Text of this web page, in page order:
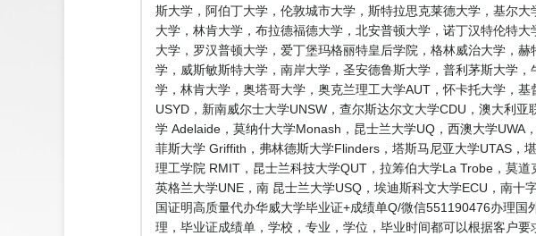
斯大学，阿伯丁大学，伦敦城市大学，斯特拉思克莱德大学，基尔
大学，林肯大学，布拉德福德大学，北安普顿大学，诺丁汉特伦特
大学，罗汉普顿大学，爱丁堡玛格丽特皇后学院，格林威治大学，
学，威斯敏斯特大学，南岸大学，圣安德鲁斯大学，普利茅斯大学
学，林肯大学，奥塔哥大学，奥克兰理工大学AUT，怀卡托大学，
USYD，新南威尔士大学UNSW，查尔斯达尔文大学CDU，澳大利
学 Adelaide，莫纳什大学Monash，昆士兰大学UQ，西澳大学
菲斯大学 Griffith，弗林德斯大学Flinders，塔斯马尼亚大学UTAS，
理工学院 RMIT，昆士兰科技大学QUT，拉筹伯大学La Trobe，莫
英格兰大学UNE，南 昆士兰大学USQ，埃迪斯科文大学ECU，南
国证明高质量代办华威大学毕业证+成绩单Q/微信551190476办理
理，毕业证成绩单，学校，专业，学位，毕业时间都可以根据客户要